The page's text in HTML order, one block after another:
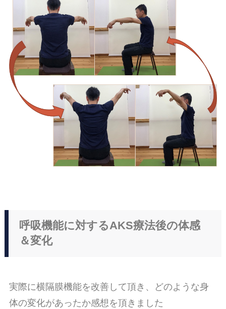
呼吸機能に対するAKS療法後の体感
＆変化
実際に横隔膜機能を改善して頂き、どのような身
体の変化があったか感想を頂きました